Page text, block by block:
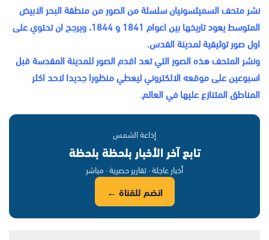
نشر متحف السميثسونيان سلسلة من الصور من منطقة البحر الابيض
المتوسط يعود تاريخها بين اعوام 1841 و 1844، ويرجح ان تحتوي على
اول صور توثيقية لمدينة القدس.
ونشر المتحف هذه الصور التي تعد اقدم الصور للمدينة المقدسة قبل
اسبوعين على موقعه الالكتروني ليعطي منظورا جديدا لاحد اكثر
المناطق المتنازع عليها في العالم.
إذاعة الشمس
تابع آخر الأخبار بلحظة بلحظة
أخبار عاجلة · تقارير حصرية · مباشر
انضم للقناة ←